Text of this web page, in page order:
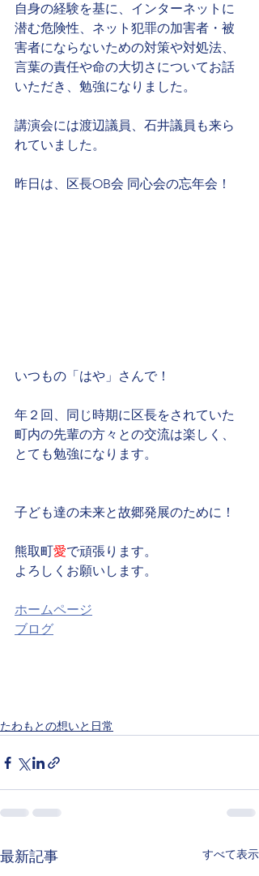
自身の経験を基に、インターネットに
潜む危険性、ネット犯罪の加害者・被
害者にならないための対策や対処法、
言葉の責任や命の大切さについてお話
いただき、勉強になりました。
講演会には渡辺議員、石井議員も来ら
れていました。
昨日は、区長OB会 同心会の忘年会！
いつもの「はや」さんで！
年２回、同じ時期に区長をされていた
町内の先輩の方々との交流は楽しく、
とても勉強になります。
子ども達の未来と故郷発展のために！
熊取町愛で頑張ります。
よろしくお願いします。
ホームページ
ブログ
たわもとの想いと日常
最新記事 すべて表示